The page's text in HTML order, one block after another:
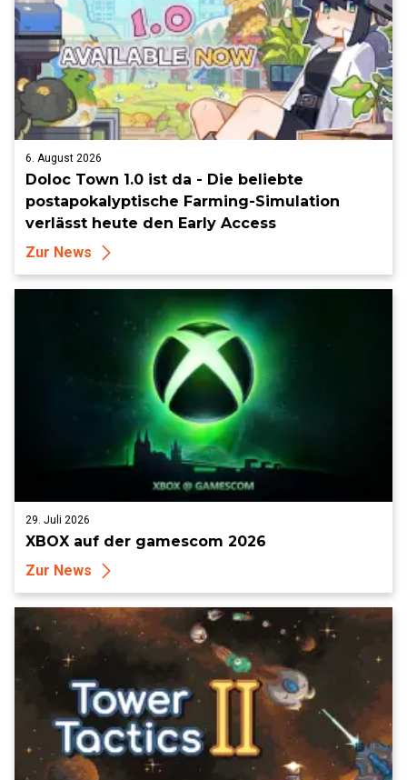
6. August 2026
Doloc Town 1.0 ist da - Die beliebte
postapokalyptische Farming-Simulation
verlässt heute den Early Access
Zur News
29. Juli 2026
XBOX auf der gamescom 2026
Zur News